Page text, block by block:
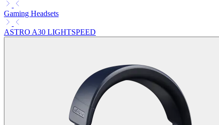
Gaming Headsets
ASTRO A30 LIGHTSPEED